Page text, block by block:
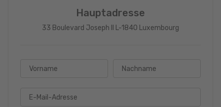
Hauptadresse
33 Boulevard Joseph II L-1840 Luxembourg
Vorname Nachname
E-Mail-Adresse